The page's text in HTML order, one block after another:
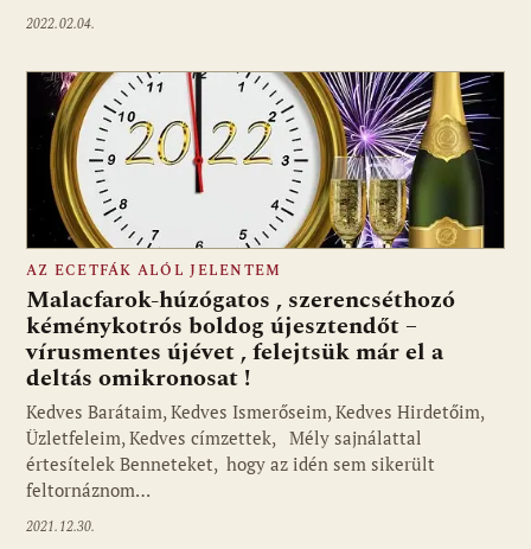
2022.02.04.
AZ ECETFÁK ALÓL JELENTEM
Malacfarok-húzógatos , szerencséthozó
kéménykotrós boldog újesztendőt –
vírusmentes újévet , felejtsük már el a
deltás omikronosat !
Kedves Barátaim, Kedves Ismerőseim, Kedves Hirdetőim,
Üzletfeleim, Kedves címzettek, Mély sajnálattal
értesítelek Benneteket, hogy az idén sem sikerült
feltornáznom…
2021.12.30.